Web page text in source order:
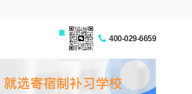
400-029-6659